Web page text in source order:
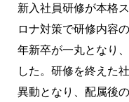
新入社員研修が本格
ロナ対策で研修内容
年新卒が一丸となり
した。研修を終えた
異動となり、配属後